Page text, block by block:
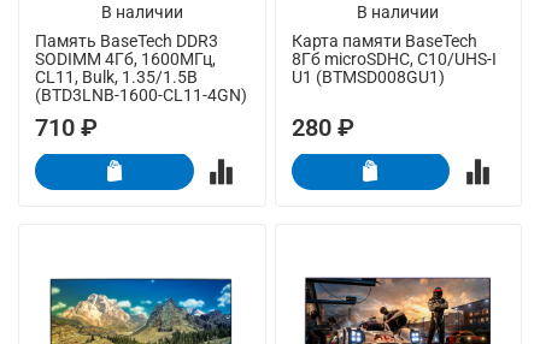
В наличии
Память BaseTech DDR3
SODIMM 4Гб, 1600МГц,
CL11, Bulk, 1.35/1.5В
(BTD3LNB-1600-CL11-4GN)
710 ₽
В наличии
Карта памяти BaseTech
8Гб microSDHC, C10/UHS-I
U1 (BTMSD008GU1)
280 ₽